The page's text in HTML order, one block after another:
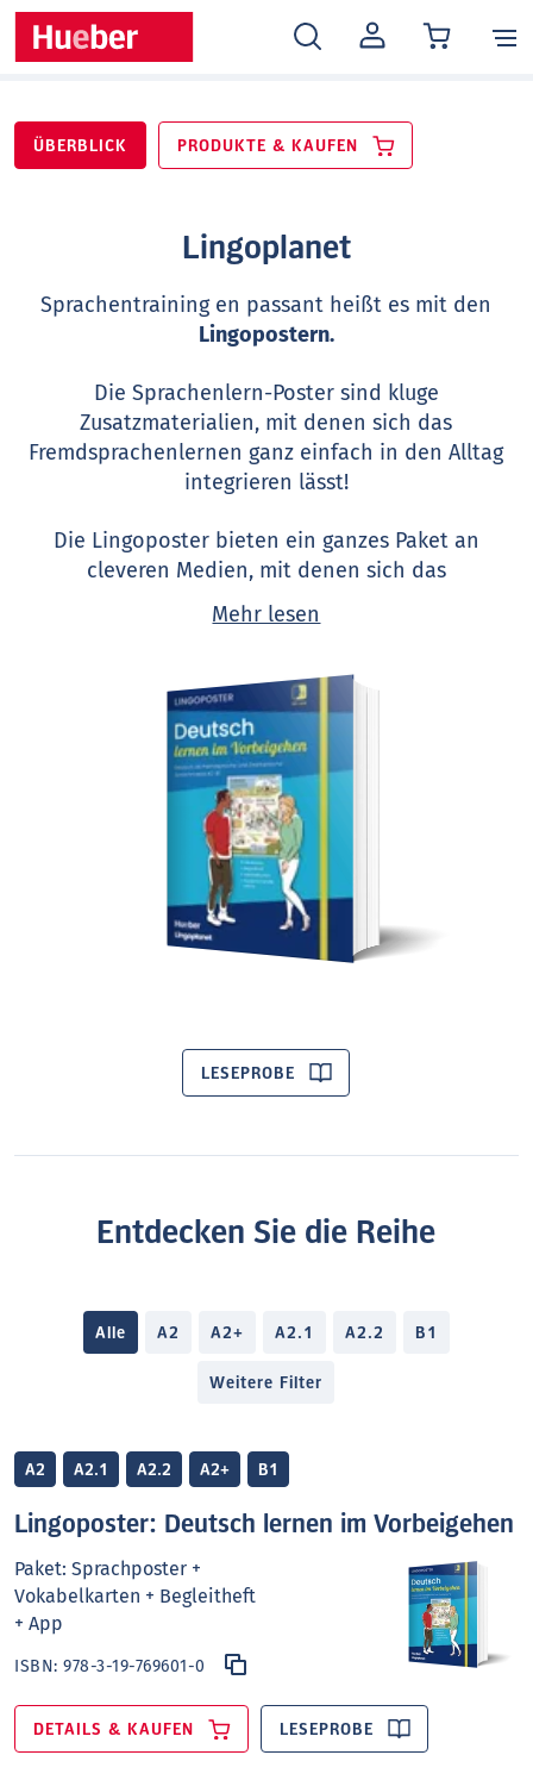
MEIN
KONTO
ÜBERBLICK PRODUKTE & KAUFEN
LESEPROBE
Lingoplanet
Sprachentraining en passant heißt es mit den
Lingopostern.
Die Sprachenlern-Poster sind kluge
Zusatzmaterialien, mit denen sich das
Fremdsprachenlernen ganz einfach in den Alltag
integrieren lässt!
Die Lingoposter bieten ein ganzes Paket an
cleveren Medien, mit denen sich das
Sprachenlernen praktisch in den Alltag integrieren
lässt: 10 Poster zum Aufhängen in der Küche oder
sowie ein Übungsbuch mit QR-Code für eine
kostenlose Lern-App. So macht Sprachenlernen
Spaß!
Die Lingoposter sind für mehrere Sprachen
erhältlich.
Mehr lesen
Entdecken Sie die Reihe
Alle A2 A2+ A2.1 A2.2 B1
Weitere Filter
A2 A2.1 A2.2 A2+ B1
Lingoposter: Deutsch lernen im Vorbeigehen
Paket: Sprachposter +
Vokabelkarten + Begleitheft
+ App
ISBN:978-3-19-769601-0
DETAILS & KAUFEN LESEPROBE